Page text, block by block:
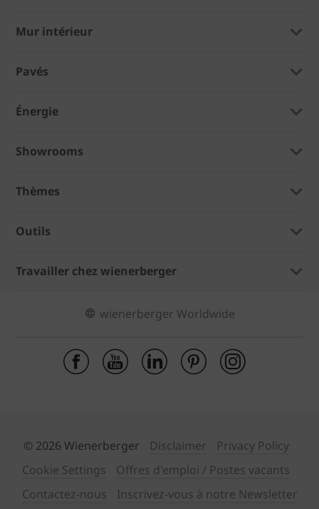
Mur intérieur
Pavés
Énergie
Showrooms
Thèmes
Outils
Travailler chez wienerberger
wienerberger Worldwide
© 2026 Wienerberger Disclaimer
Privacy Policy
Cookie Settings
Offres d'emploi / Postes vacants
Contactez-nous
Inscrivez-vous à notre Newsletter